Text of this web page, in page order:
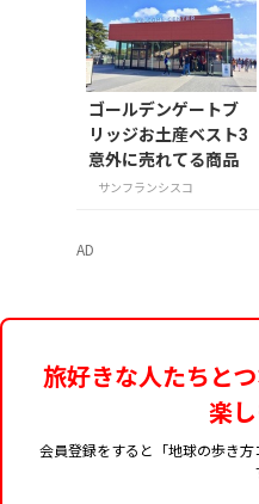
ゴールデンゲートブ
リッジお土産ベスト3
意外に売れてる商品
サンフランシスコ
AD
旅好きな人たちと
楽
会員登録をすると「地球の歩き